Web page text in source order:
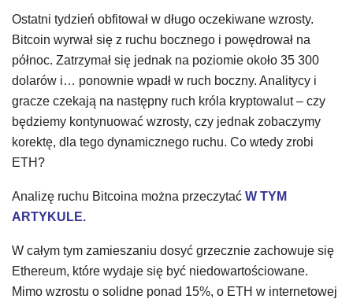
Ostatni tydzień obfitował w długo oczekiwane wzrosty.
Bitcoin wyrwał się z ruchu bocznego i powędrował na
północ. Zatrzymał się jednak na poziomie około 35 300
dolarów i… ponownie wpadł w ruch boczny. Analitycy i
gracze czekają na następny ruch króla kryptowalut – czy
będziemy kontynuować wzrosty, czy jednak zobaczymy
korektę, dla tego dynamicznego ruchu. Co wtedy zrobi
ETH?
Analizę ruchu Bitcoina można przeczytać W TYM
ARTYKULE.
W całym tym zamieszaniu dosyć grzecznie zachowuje się
Ethereum, które wydaje się być niedowartościowane.
Mimo wzrostu o solidne ponad 15%, o ETH w internetowej